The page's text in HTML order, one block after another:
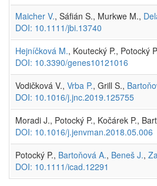
Maicher V., Sáfián S., Murkwe M.,
DOI: 10.1111/jbi.13740
Hejníčková M., Koutecký P., Potocký
DOI: 10.3390/genes10121016
Vodičková V., Vrba P., Grill S.,
DOI: 10.1016/j.jnc.2019.125755
Moradi J., Potocký P., Kočárek P.,
DOI: 10.1016/j.jenvman.2018.05.006
Potocký P., Bartoňová A., Beneš J.,
DOI: 10.1111/icad.12291